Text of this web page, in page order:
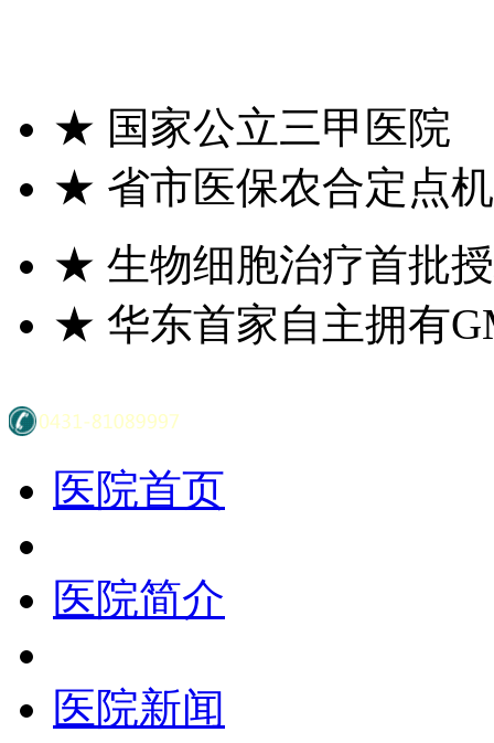
★ 国家公立三甲医院
★ 省市医保农合定点
★ 生物细胞治疗首批
★ 华东首家自主拥有
医院首页
医院简介
医院新闻